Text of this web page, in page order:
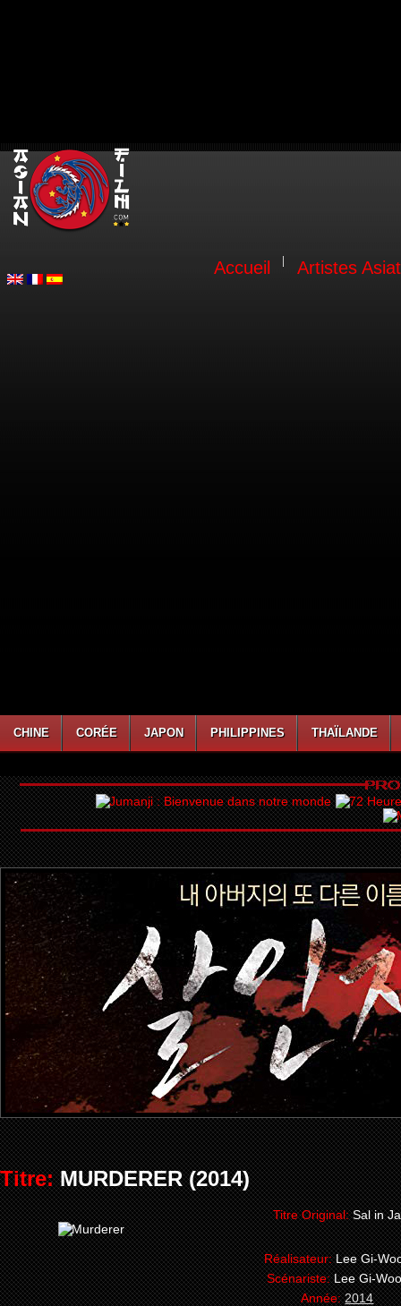
Accueil Artistes
CHINE CORÉE JAPON PHILIPPINES THAÏLANDE
Titre:MURDERER (2014)
Titre Original:Sal in Ja
Réalisateur:Lee Gi-
Scénariste:Lee Gi-
Année:2014